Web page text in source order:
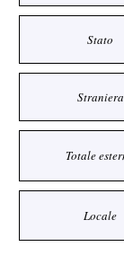
Stato
Straniera
Totale
Locale